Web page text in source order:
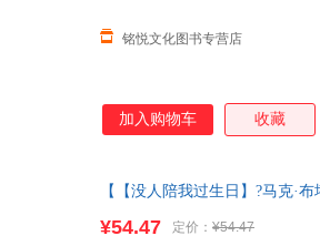
铭悦文化图书专营店
加入购物车 收藏
【【没人陪我过生日】?马克·
¥54.47 定价： ¥54.47